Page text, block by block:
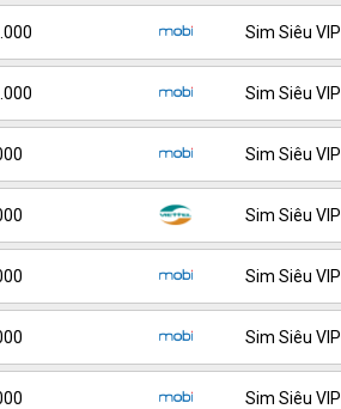
Sim Siêu VIP
Sim Siêu VIP
Sim Siêu VIP
Sim Siêu VIP
Sim Siêu VIP
Sim Siêu VIP
Sim Siêu VIP